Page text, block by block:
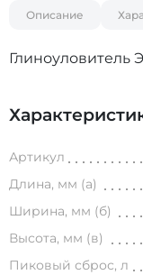
Описание
Глиноуловитель
Артикул
Длина, мм (а)
Ширина, мм (б)
Высота, мм (в)
Пиковый сброс, л